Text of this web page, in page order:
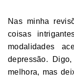
Nas minha
coisas
modalidades
depressão.
melhora, mas